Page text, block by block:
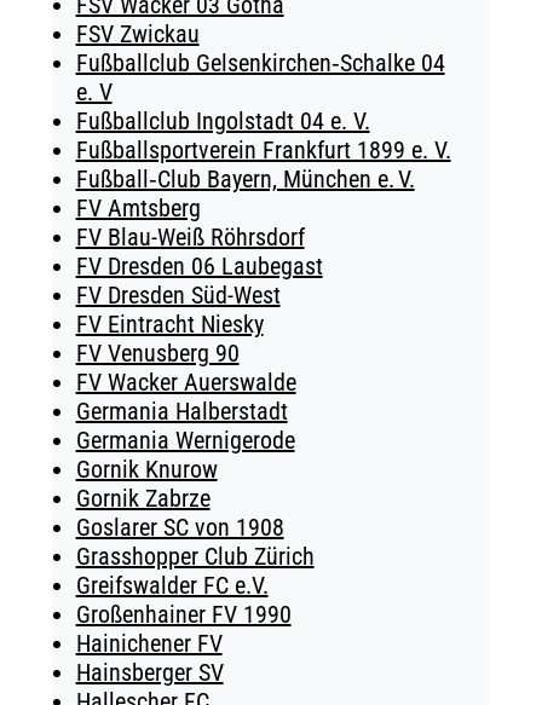
FSV Zwickau
Fußballclub Gelsenkirchen‑Schalke 04
e. V
Fußballclub Ingolstadt 04 e. V.
Fußballsportverein Frankfurt 1899 e. V.
Fußball‑Club Bayern, München e. V.
FV Amtsberg
FV Blau-Weiß Röhrsdorf
FV Dresden 06 Laubegast
FV Dresden Süd-West
FV Eintracht Niesky
FV Venusberg 90
FV Wacker Auerswalde
Germania Halberstadt
Germania Wernigerode
Gornik Knurow
Gornik Zabrze
Goslarer SC von 1908
Grasshopper Club Zürich
Greifswalder FC e.V.
Großenhainer FV 1990
Hainichener FV
Hainsberger SV